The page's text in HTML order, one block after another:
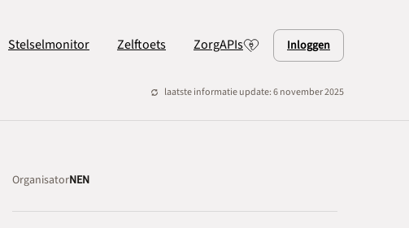
Stelselmonitor Zelftoets ZorgAPIs Inloggen
laatste informatie update: 6 november 2025
OrganisatorNEN